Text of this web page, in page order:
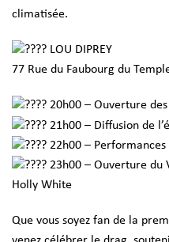
climatisée.
LOU DIPREY
77 Rue du Faubourg du
20h00 – Ouverture
21h00 – Diffusion de
22h00 –
23h00 – Ouverture du
Holly White
Que vous soyez fan de la